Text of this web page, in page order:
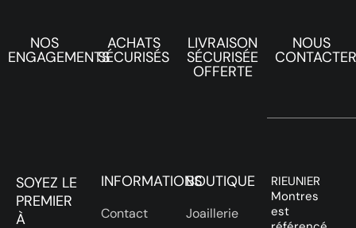
NOS
ENGAGEMENTS
ACHATS
SÉCURISÉS
LIVRAISON
SÉCURISÉE
OFFERTE
NOUS
CONTACTER
SOYEZ LE
PREMIER
À
INFORMATIONS
Contact
BOUTIQUE
Joaillerie
RIEUNIER
Montres
est